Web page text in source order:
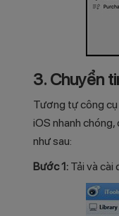
3. Chuyển
Tương tự công
iOS nhanh
như sau:
Bước 1: Tải và cài